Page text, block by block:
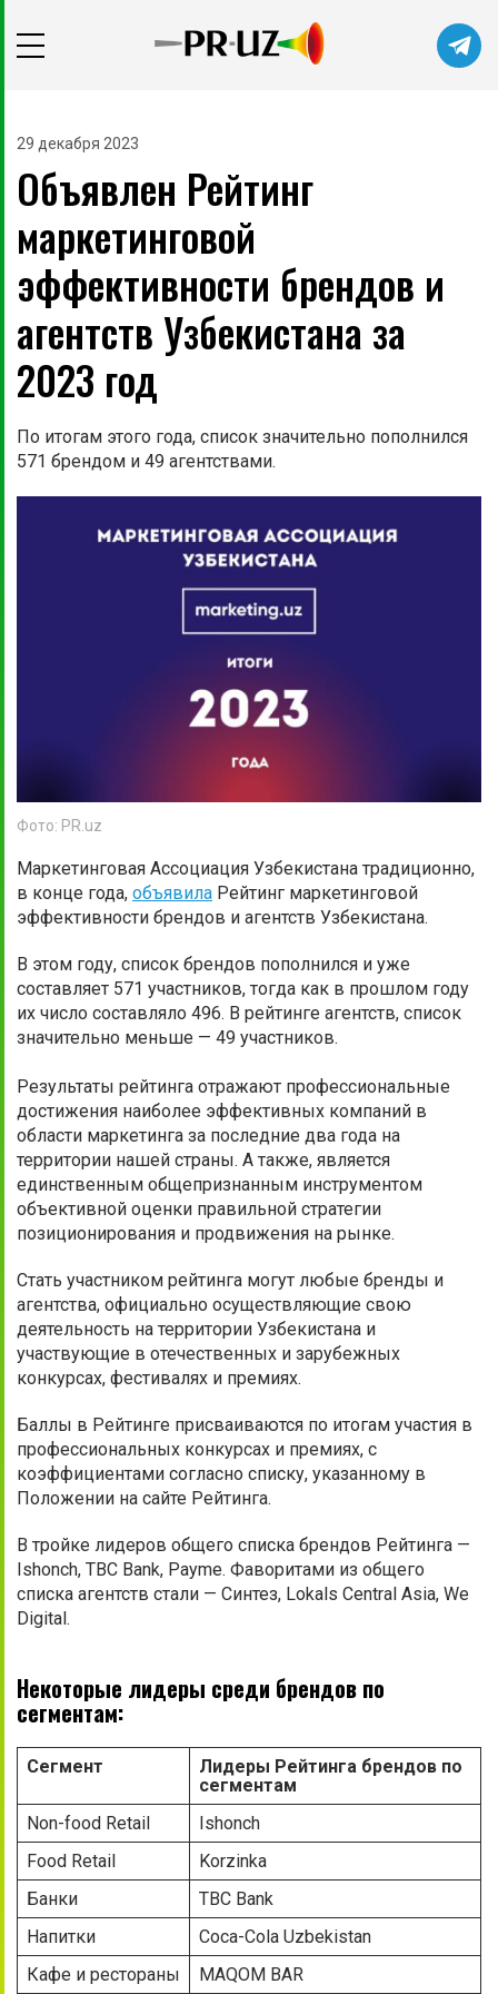
29 декабря 2023
Объявлен Рейтинг
маркетинговой
эффективности брендов и
агентств Узбекистана за
2023 год
По итогам этого года, список значительно пополнился
571 брендом и 49 агентствами.
Фото: PR.uz
Маркетинговая Ассоциация Узбекистана традиционно,
в конце года, объявила Рейтинг маркетинговой
эффективности брендов и агентств Узбекистана.
В этом году, список брендов пополнился и уже
составляет 571 участников, тогда как в прошлом году
их число составляло 496. В рейтинге агентств, список
значительно меньше — 49 участников.
Результаты рейтинга отражают профессиональные
достижения наиболее эффективных компаний в
области маркетинга за последние два года на
территории нашей страны. А также, является
единственным общепризнанным инструментом
объективной оценки правильной стратегии
позиционирования и продвижения на рынке.
Стать участником рейтинга могут любые бренды и
агентства, официально осуществляющие свою
деятельность на территории Узбекистана и
участвующие в отечественных и зарубежных
конкурсах, фестивалях и премиях.
Баллы в Рейтинге присваиваются по итогам участия в
профессиональных конкурсах и премиях, с
коэффициентами согласно списку, указанному в
Положении на сайте Рейтинга.
В тройке лидеров общего списка брендов Рейтинга —
Ishonch, TBC Bank, Payme. Фаворитами из общего
списка агентств стали — Синтез, Lokals Central Asia, We
Digital.
Некоторые лидеры среди брендов по
сегментам:
Сегмент
Лидеры Рейтинга брендов по
сегментам
Non-food Retail
Ishonch
Food Retail
Korzinka
Банки
TBC Bank
Напитки
Coca-Cola Uzbekistan
Кафе и рестораны
MAQOM BAR